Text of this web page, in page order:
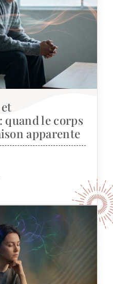
le corps
apparente